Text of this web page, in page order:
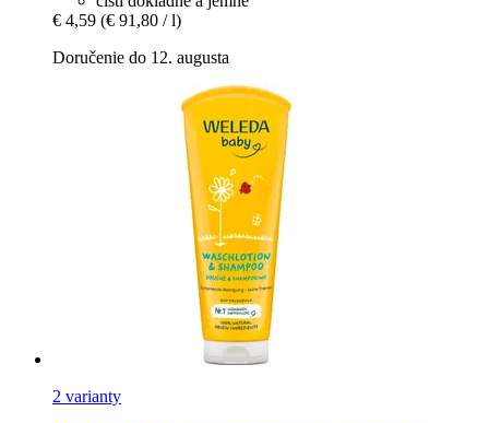
€ 4,59 (€ 91,80 / l)
Doručenie do 12. augusta
2 varianty